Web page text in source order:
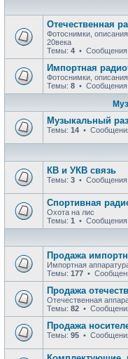
Отечественная
Фотоснимки,
20века
Темы: 4 • Сообщения:
Импортная
Фотоснимки,
Темы: 8 • Сообщения:
Музыкальный
Темы: 14 •
КВ и УКВ связь
Темы: 3 • Сообщения:
Спортивная
Охота на лис
Темы: 1 • Сообщения:
Продажа
Импортная
Темы: 177 •
Продажа
Отечественная
Темы: 82 •
Продажa
Темы: 95 •